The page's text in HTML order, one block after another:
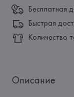
Бесплатная
Быстрая
Количество
Описание